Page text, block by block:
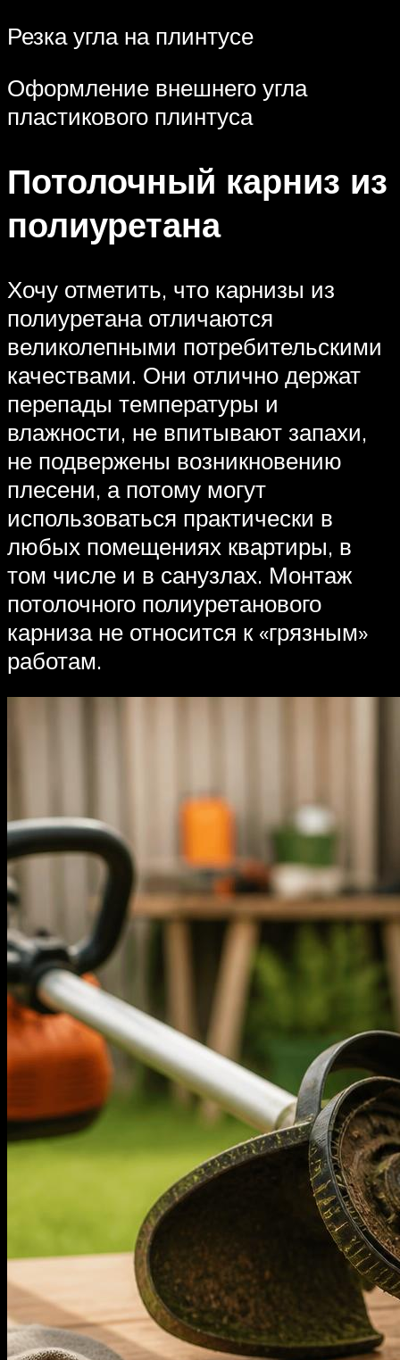
Резка угла на плинтусе
Оформление внешнего угла
пластикового плинтуса
Потолочный карниз из
полиуретана
Хочу отметить, что карнизы из
полиуретана отличаются
великолепными потребительскими
качествами. Они отлично держат
перепады температуры и
влажности, не впитывают запахи,
не подвержены возникновению
плесени, а потому могут
использоваться практически в
любых помещениях квартиры, в
том числе и в санузлах. Монтаж
потолочного полиуретанового
карниза не относится к «грязным»
работам.